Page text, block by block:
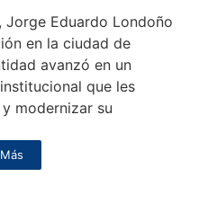
Jorge Eduardo Londoño
en la ciudad de
avanzó en un
que les
modernizar su